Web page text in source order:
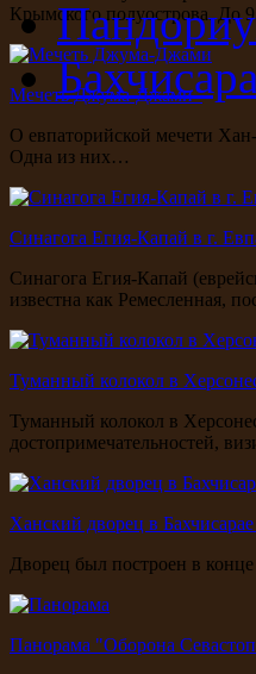
Крымского полуострова. До
Мечеть Джума-Джами
О евпаторийской мечети
Одна из них…
Синагога Егия-Капай в г.
Синагога Егия-Капай
известна как Ремесленная,
Туманный колокол в
Туманный колокол в
достопримечательностей,
Ханский дворец в Бахчисарае
Дворец был построен в
Панорама "Оборона